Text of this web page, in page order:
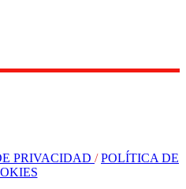
PRIVACIDAD /POLÍTICA DE